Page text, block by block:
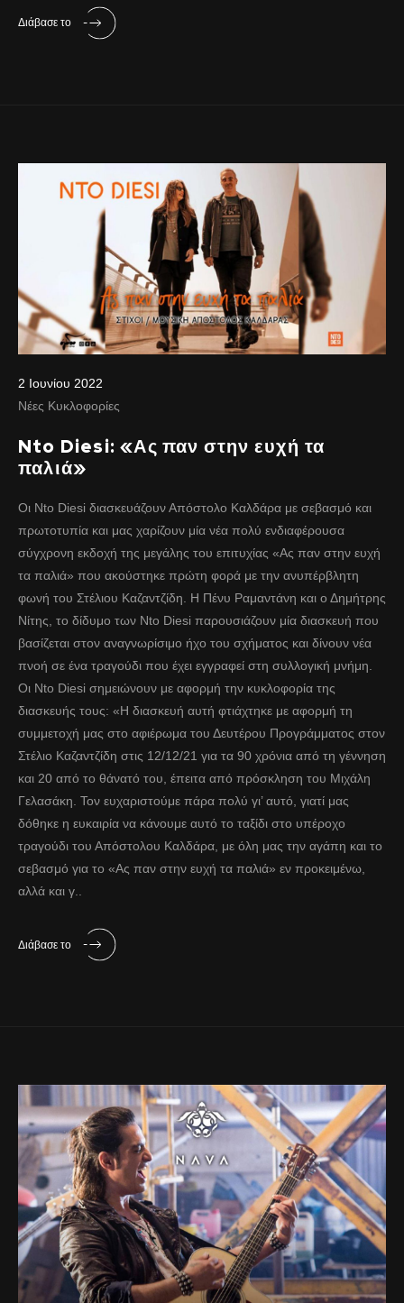
Διάβασε το
2 Ιουνίου 2022
Νέες Κυκλοφορίες
Nto Diesi: «Ας παν στην ευχή τα
παλιά»
Οι Nto Diesi διασκευάζουν Απόστολο Καλδάρα με σεβασμό και
πρωτοτυπία και μας χαρίζουν μία νέα πολύ ενδιαφέρουσα
σύγχρονη εκδοχή της μεγάλης του επιτυχίας «Ας παν στην ευχή
τα παλιά» που ακούστηκε πρώτη φορά με την ανυπέρβλητη
φωνή του Στέλιου Καζαντζίδη. Η Πένυ Ραμαντάνη και ο Δημήτρης
Νίτης, το δίδυμο των Nto Diesi παρουσιάζουν μία διασκευή που
βασίζεται στον αναγνωρίσιμο ήχο του σχήματος και δίνουν νέα
πνοή σε ένα τραγούδι που έχει εγγραφεί στη συλλογική μνήμη.
Οι Nto Diesi σημειώνουν με αφορμή την κυκλοφορία της
διασκευής τους: «Η διασκευή αυτή φτιάχτηκε με αφορμή τη
συμμετοχή μας στο αφιέρωμα του Δευτέρου Προγράμματος στον
Στέλιο Καζαντζίδη στις 12/12/21 για τα 90 χρόνια από τη γέννηση
και 20 από το θάνατό του, έπειτα από πρόσκληση του Μιχάλη
Γελασάκη. Τον ευχαριστούμε πάρα πολύ γι’ αυτό, γιατί μας
δόθηκε η ευκαιρία να κάνουμε αυτό το ταξίδι στο υπέροχο
τραγούδι του Απόστολου Καλδάρα, με όλη μας την αγάπη και το
σεβασμό για το «Ας παν στην ευχή τα παλιά» εν προκειμένω,
αλλά και γ..
Διάβασε το